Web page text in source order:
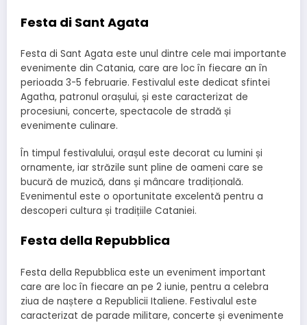
Festa di Sant Agata
Festa di Sant Agata este unul dintre cele mai importante
evenimente din Catania, care are loc în fiecare an în
perioada 3-5 februarie. Festivalul este dedicat sfintei
Agatha, patronul orașului, și este caracterizat de
procesiuni, concerte, spectacole de stradă și
evenimente culinare.
În timpul festivalului, orașul este decorat cu lumini și
ornamente, iar străzile sunt pline de oameni care se
bucură de muzică, dans și mâncare tradițională.
Evenimentul este o oportunitate excelentă pentru a
descoperi cultura și tradițiile Cataniei.
Festa della Repubblica
Festa della Repubblica este un eveniment important
care are loc în fiecare an pe 2 iunie, pentru a celebra
ziua de naștere a Republicii Italiene. Festivalul este
caracterizat de parade militare, concerte și evenimente